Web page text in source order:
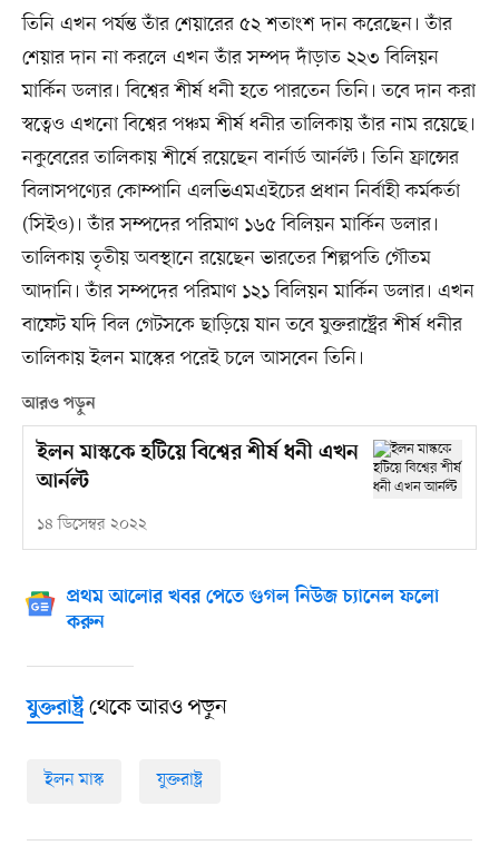
তিনি এখন পর্যন্ত তাঁর শেয়ারের ৫২ শতাংশ দান করেছেন। তাঁর
শেয়ার দান না করলে এখন তাঁর সম্পদ দাঁড়াত ২২৩ বিলিয়ন
মার্কিন ডলার। বিশ্বের শীর্ষ ধনী হতে পারতেন তিনি। তবে দান করা
স্বত্বেও এখনো বিশ্বের পঞ্চম শীর্ষ ধনীর তালিকায় তাঁর নাম রয়েছে।
নকুবেরের তালিকায় শীর্ষে রয়েছেন বার্নার্ড আর্নল্ট। তিনি ফ্রান্সের
বিলাসপণ্যের কোম্পানি এলভিএমএইচের প্রধান নির্বাহী কর্মকর্তা
(সিইও)। তাঁর সম্পদের পরিমাণ ১৬৫ বিলিয়ন মার্কিন ডলার।
তালিকায় তৃতীয় অবস্থানে রয়েছেন ভারতের শিল্পপতি গৌতম
আদানি। তাঁর সম্পদের পরিমাণ ১২১ বিলিয়ন মার্কিন ডলার। এখন
বাফেট যদি বিল গেটসকে ছাড়িয়ে যান তবে যুক্তরাষ্ট্রের শীর্ষ ধনীর
তালিকায় ইলন মাস্কের পরেই চলে আসবেন তিনি।
আরও পড়ুন
ইলন মাস্ককে হটিয়ে বিশ্বের শীর্ষ ধনী এখন
আর্নল্ট
১৪ ডিসেম্বর ২০২২
প্রথম আলোর খবর পেতে গুগল নিউজ চ্যানেল ফলো
করুন
যুক্তরাষ্ট্রথেকে আরও পড়ুন
ইলন মাস্ক যুক্তরাষ্ট্র